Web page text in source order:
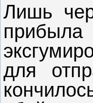
Лишь
для